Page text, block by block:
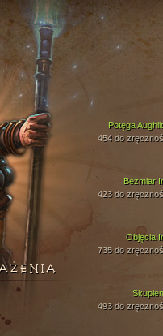
Bezmiar
423 do
Objęcia
735 do
Potęga
454 do
493 do